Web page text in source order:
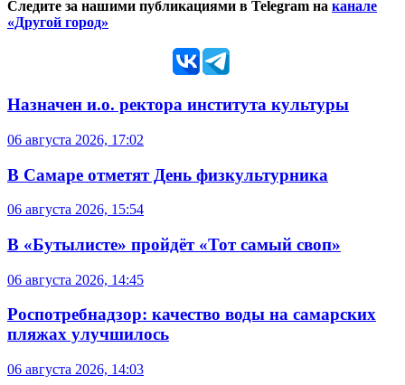
Следите за нашими публикациями в Telegram на канале
«Другой город»
Назначен и.о. ректора института культуры
06 августа 2026, 17:02
В Самаре отметят День физкультурника
06 августа 2026, 15:54
В «Бутылисте» пройдёт «Тот самый своп»
06 августа 2026, 14:45
Роспотребнадзор: качество воды на самарских
пляжах улучшилось
06 августа 2026, 14:03